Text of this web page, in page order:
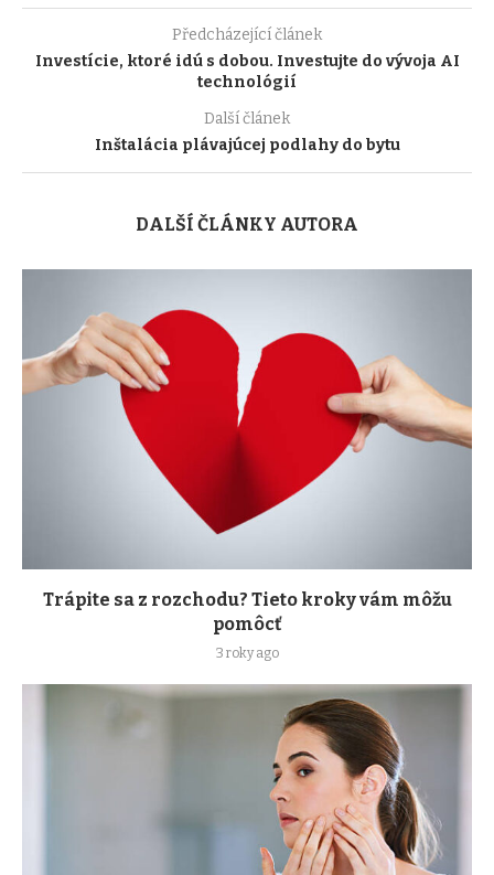
Předcházející článek
Investície, ktoré idú s dobou. Investujte do vývoja AI
technológií
Další článek
Inštalácia plávajúcej podlahy do bytu
DALŠÍ ČLÁNKY AUTORA
Trápite sa z rozchodu? Tieto kroky vám môžu
pomôcť
3 roky ago